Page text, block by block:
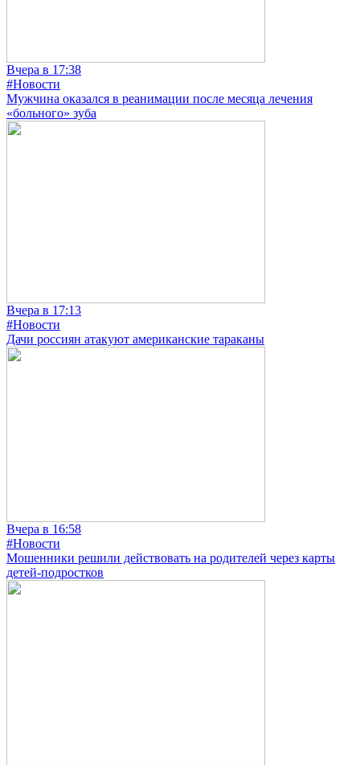
Вчера в 17:38
#Новости
Мужчина оказался в реанимации после месяца лечения
«больного» зуба
Вчера в 17:13
#Новости
Дачи россиян атакуют американские тараканы
Вчера в 16:58
#Новости
Мошенники решили действовать на родителей через карты
детей-подростков